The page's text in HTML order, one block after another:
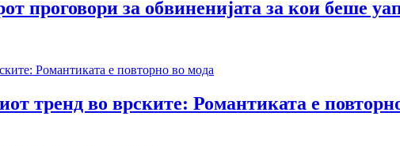
проговори за обвиненијата за кои беше
тренд во врските: Романтиката е